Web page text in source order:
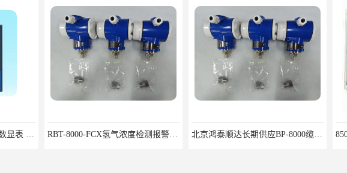
RBT-8000-FCX氢气浓度检测报警器北京地区供应商 北京鸿泰顺达长期供应BP-8000缆式液位计，0-5米现场显示；BP-8000缆式液位计，0-5米现场显示询价电话